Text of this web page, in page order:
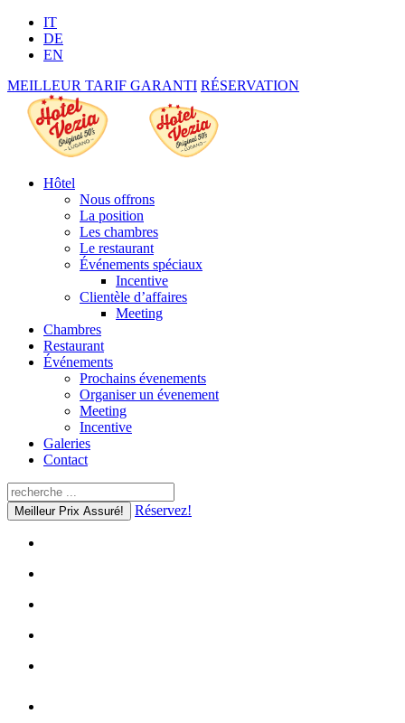
IT
DE
EN
MEILLEUR TARIF GARANTI RÉSERVATION
Hôtel
Nous offrons
La position
Les chambres
Le restaurant
Événements spéciaux
Incentive
Clientèle d’affaires
Meeting
Chambres
Restaurant
Événements
Prochains évenements
Organiser un évenement
Meeting
Incentive
Galeries
Contact
Meilleur Prix Assuré! Réservez!